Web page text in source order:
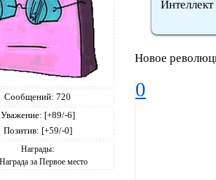
Сообщений: 720
Уважение: [+89/-6]
Позитив: [+59/-0]
Награды:
Интеллект
Новое
0